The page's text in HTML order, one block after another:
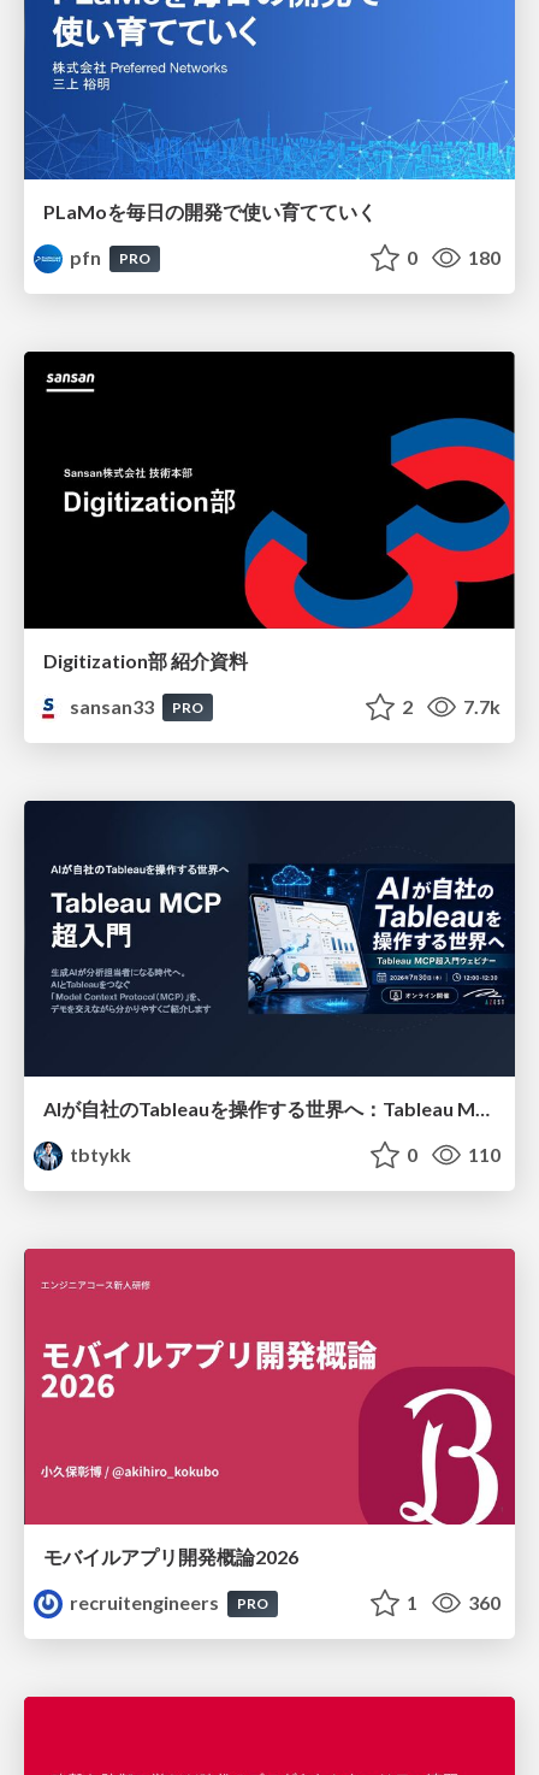
PLaMoを毎日の開発で使い育てていく
pfn
PRO 0 180
Digitization部 紹介資料
sansan33
PRO 2 7.7k
AIが自社のTableauを操作する世界へ：Tableau MCP超入門
tbtykk
0 110
モバイルアプリ開発概論2026
recruitengineers
PRO 1 360